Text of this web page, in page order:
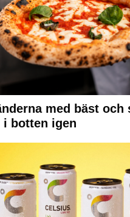
med bäst och
i botten igen